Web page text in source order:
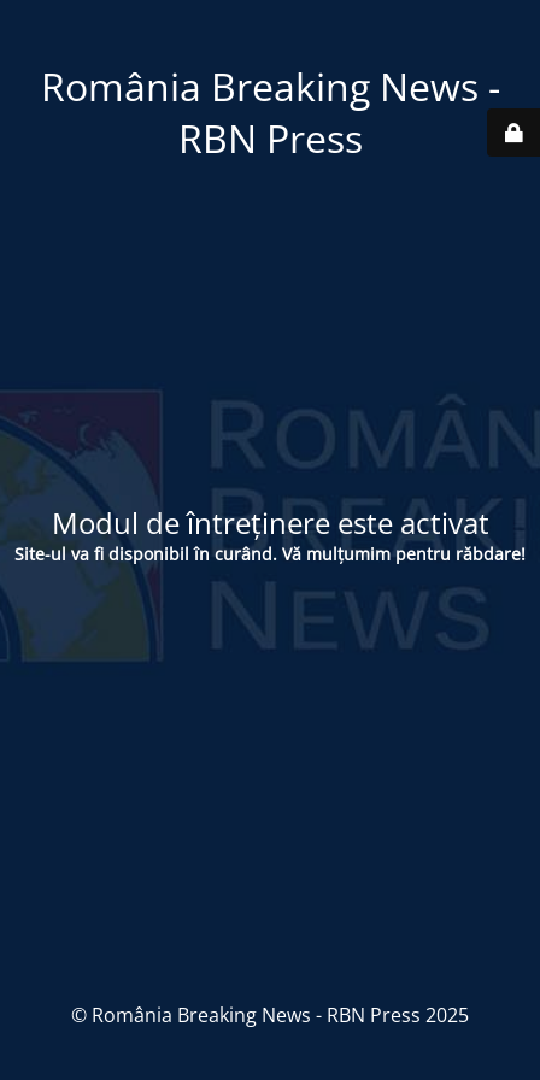
România Breaking News -
RBN Press
Modul de întreținere este activat
Site-ul va fi disponibil în curând. Vă mulțumim pentru răbdare!
© România Breaking News - RBN Press 2025